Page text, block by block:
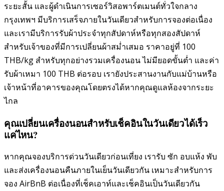
ระยะสั้น และผู้ดำเนินการเซอร์วิสอพาร์ตเมนต์ทั่วใจกลาง
กรุงเทพฯ มีบริการเสร็จภายในวันเดียวสำหรับการจองต่อเนื่อง
และเรามีบริการรับผ้าประจำทุกสัปดาห์หรือทุกสองสัปดาห์
สำหรับเจ้าของที่มีการเปลี่ยนผ้าสม่ำเสมอ ราคาอยู่ที่ 100
THB/kg สำหรับทุกอย่างรวมเครื่องนอน ไม่มียอดขั้นต่ำ และค่า
รับผ้าเหมา 100 THB ต่อรอบ เรายังประสานงานกับแม่บ้านหรือ
เจ้าหน้าที่อาคารของคุณโดยตรงได้หากคุณดูแลห้องจากระยะ
ไกล
คุณเปลี่ยนเครื่องนอนสำหรับเช็คอินในวันเดียวได้เร็ว
แค่ไหน?
หากคุณจองบริการด่วนวันเดียวก่อนเที่ยง เรารับ ซัก อบแห้ง พับ
และส่งเครื่องนอนคืนภายในเย็นวันเดียวกัน เหมาะสำหรับการ
จอง AirBnB ต่อเนื่องที่เช็คเอาท์และเช็คอินเป็นวันเดียวกัน